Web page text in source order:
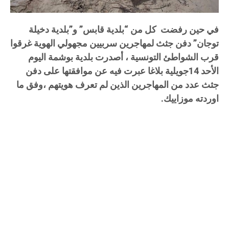
في حين رفضت كل من “بلدية قابس” و”بلدية دخيلة
توجان” دفن جثث لمهاجرين سربيين مجهولي الهوية غرقوا
قرب الشواطئ التونسية ، أصدرت بلدية بوشمة اليوم
الأحد 14جويلية بلاغا عبرت فيه عن موافقتها على دفن
جثث عدد من المهاجرين الذين لم تعرف هويتهم ،وفق ما
اوردته موزاييك.